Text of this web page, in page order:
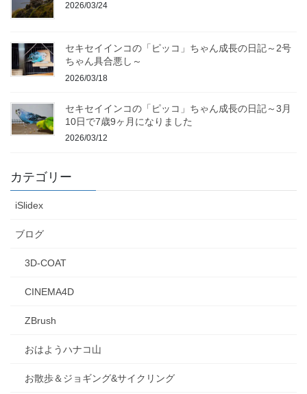
2026/03/24
セキセイインコの「ピッコ」ちゃん成長の日記～2号
ちゃん具合悪し～
2026/03/18
セキセイインコの「ピッコ」ちゃん成長の日記～3月
10日で7歳9ヶ月になりました
2026/03/12
カテゴリー
iSlidex
ブログ
3D-COAT
CINEMA4D
ZBrush
おはようハナコ山
お散歩＆ジョギング&サイクリング